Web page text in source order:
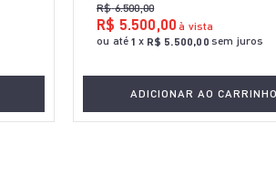
R$ 6.500,00
R$ 5.500,00 à vista
ou até 1 x R$ 5.500,00 sem juros
ADICIONAR AO CARRINHO